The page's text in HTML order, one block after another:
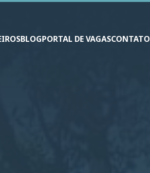
BLOGPORTAL DE VAGASCONTATO